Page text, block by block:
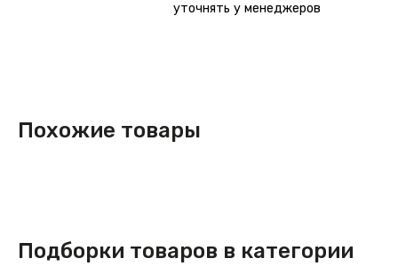
уточнять у менеджеров
Похожие товары
Подборки товаров в категории